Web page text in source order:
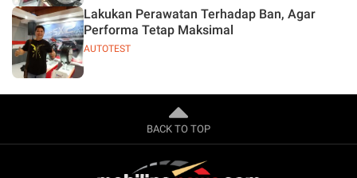
AUTOTEST
Lakukan Perawatan Terhadap Ban, Agar
Performa Tetap Maksimal
BACK TO TOP